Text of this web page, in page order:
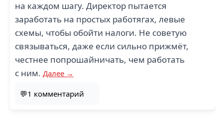
на каждом шагу. Директор пытается
заработать на простых работягах, левые
схемы, чтобы обойти налоги. Не советую
связываться, даже если сильно прижмёт,
честнее попрошайничать, чем работать
с ним. Далее →
💬1 комментарий